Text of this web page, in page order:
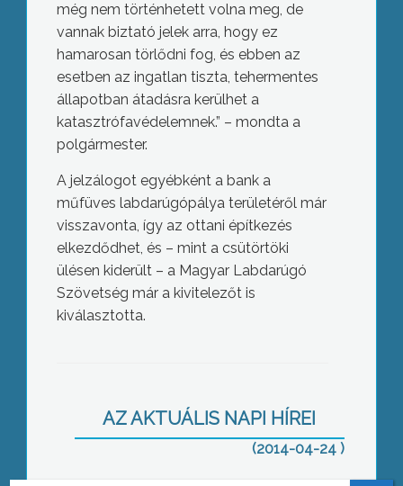
még nem történhetett volna meg, de
vannak biztató jelek arra, hogy ez
hamarosan törlődni fog, és ebben az
esetben az ingatlan tiszta, tehermentes
állapotban átadásra kerülhet a
katasztrófavédelemnek.” – mondta a
polgármester.
A jelzálogot egyébként a bank a
műfüves labdarúgópálya területéről már
visszavonta, így az ottani építkezés
elkezdődhet, és – mint a csütörtöki
ülésen kiderült – a Magyar Labdarúgó
Szövetség már a kivitelezőt is
kiválasztotta.
AZ AKTUÁLIS NAPI HÍREI
(2014-04-24 )